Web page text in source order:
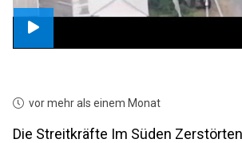
vor mehr als einem Monat
Die Streitkräfte Im Süden